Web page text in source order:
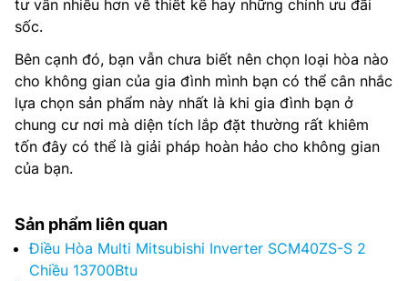
tư vấn nhiều hơn về thiết kế hay những chính ưu đãi
sốc.
Bên cạnh đó, bạn vẫn chưa biết nên chọn loại hòa nào
cho không gian của gia đình mình bạn có thể cân nhắc
lựa chọn sản phẩm này nhất là khi gia đình bạn ở
chung cư nơi mà diện tích lắp đặt thường rất khiêm
tốn đây có thể là giải pháp hoàn hảo cho không gian
của bạn.
Sản phẩm liên quan
Điều Hòa Multi Mitsubishi Inverter SCM40ZS-S 2
Chiều 13700Btu